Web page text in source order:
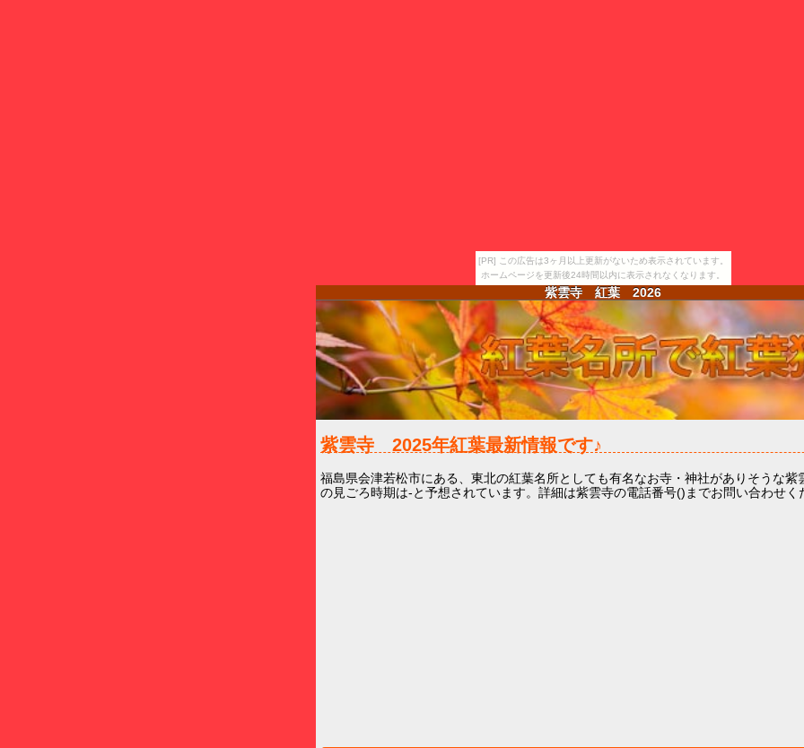
[PR] この広告は3ヶ月以上更新がないため表示されています。
ホームページを更新後24時間以内に表示されなくなります。
紫雲寺 紅葉 2026
紫雲寺 2025年紅葉最新情報です♪
福島県会津若松市にある、東北の紅葉名所としても有名なお寺・神社がありそうな紫
の見ごろ時期は-と予想されています。詳細は紫雲寺の電話番号()までお問い合わせく